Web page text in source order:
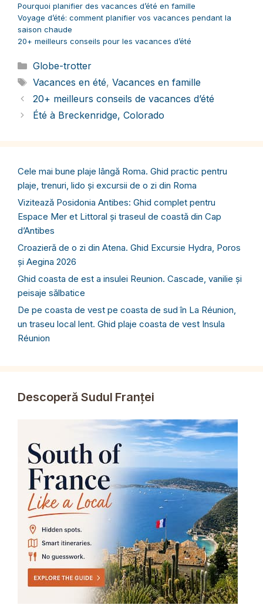
Pourquoi planifier des vacances d’été en famille
Voyage d’été: comment planifier vos vacances pendant la
saison chaude
20+ meilleurs conseils pour les vacances d’été
Catégories
Globe-trotter
Étiquettes
Vacances en été, Vacances en famille
20+ meilleurs conseils de vacances d’été
Été à Breckenridge, Colorado
Cele mai bune plaje lângă Roma. Ghid practic pentru
plaje, trenuri, lido și excursii de o zi din Roma
Vizitează Posidonia Antibes: Ghid complet pentru
Espace Mer et Littoral și traseul de coastă din Cap
d’Antibes
Croazieră de o zi din Atena. Ghid Excursie Hydra, Poros
și Aegina 2026
Ghid coasta de est a insulei Reunion. Cascade, vanilie și
peisaje sălbatice
De pe coasta de vest pe coasta de sud în La Réunion,
un traseu local lent. Ghid plaje coasta de vest Insula
Réunion
Descoperă Sudul Franței